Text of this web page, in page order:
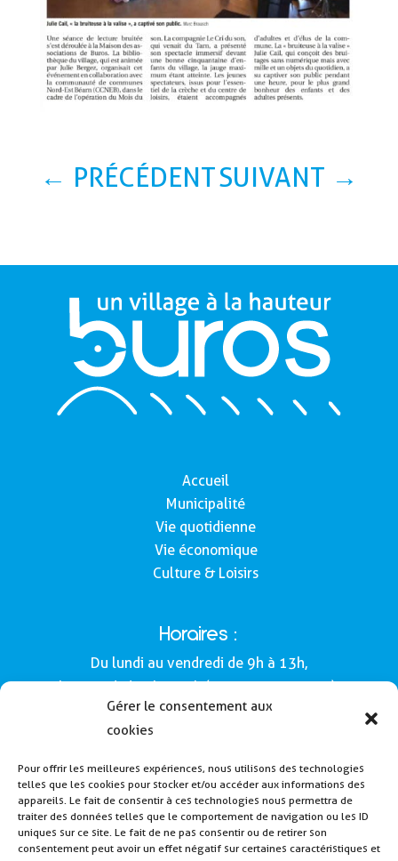
Gérer le consentement aux
cookies
Pour offrir les meilleures expériences, nous utilisons des technologies
telles que les cookies pour stocker et/ou accéder aux informations des
appareils. Le fait de consentir à ces technologies nous permettra de
traiter des données telles que le comportement de navigation ou les ID
uniques sur ce site. Le fait de ne pas consentir ou de retirer son
consentement peut avoir un effet négatif sur certaines caractéristiques et
← PRÉCÉDENTSUIVANT →
Accueil
Municipalité
Vie quotidienne
Vie économique
Culture & Loisirs
Horaires :
Du lundi au vendredi de 9h à 13h,
160, route de Morlàas
64160 - Buros
Tél : 05 59 62 54 49